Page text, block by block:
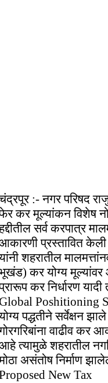
:- नगर परिषद
कर मूल्यांकन विशेष
सर्व करपात्र
प्रस्तावित केली
शहरातील
कर योग्य मूल्यांवर
कर निर्धारण
Poshitioning
पद्धतीने सर्वेक्षन
वाढीव कर
त्यामुळे शहरातील
असंतोष निर्माण
New Tax